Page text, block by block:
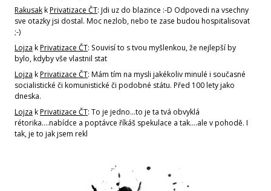
RakusakkPrivatizace ČT: Jdi uz do blazince :-D Odpovedi na vsechny
sve otazky jsi dostal. Moc nezlob, nebo te zase budou hospitalisovat
;-)
Lojza kPrivatizace ČT: Souvisí to s tvou myšlenkou, že nejlepší by
bylo, kdyby vše vlastnil stat
Lojza kPrivatizace ČT: Mám tím na mysli jakékoliv minulé i současné
socialistické či komunistické či podobné státu. Před 100 lety jako
dneska.
Lojza kPrivatizace ČT: To je jedno...to je ta tvá obvyklá
rétorika....nabídce a poptávce říkáš spekulace a tak....ale v pohodě. I
tak, je to jak jsem rekl